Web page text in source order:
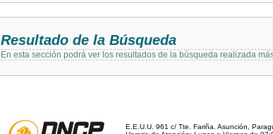
Resultado de la Búsqueda
En esta sección podrá ver los resultados de la búsqueda realizada
E.E.U.U. 961 c/ Tte. Fariña. Asunción,